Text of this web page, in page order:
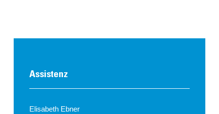
Assistenz
Elisabeth Ebner